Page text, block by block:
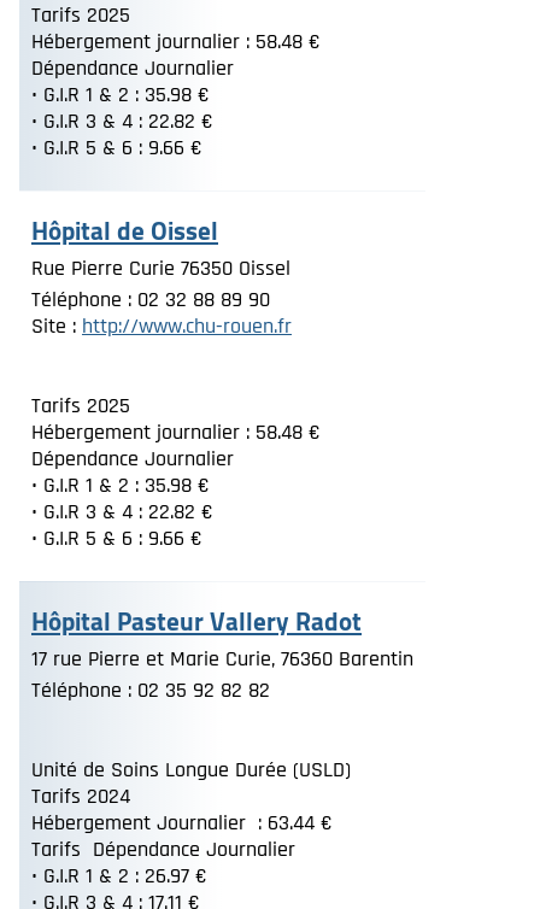
Tarifs 2025
Hébergement journalier : 58.48 €
Dépendance Journalier
• G.I.R 1 & 2 : 35.98 €
• G.I.R 3 & 4 : 22.82 €
• G.I.R 5 & 6 : 9.66 €
Hôpital de Oissel
Rue Pierre Curie 76350 Oissel
Téléphone : 02 32 88 89 90
Site : http://www.chu-rouen.fr
Tarifs 2025
Hébergement journalier : 58.48 €
Dépendance Journalier
• G.I.R 1 & 2 : 35.98 €
• G.I.R 3 & 4 : 22.82 €
• G.I.R 5 & 6 : 9.66 €
Hôpital Pasteur Vallery Radot
17 rue Pierre et Marie Curie, 76360 Barentin
Téléphone : 02 35 92 82 82
Unité de Soins Longue Durée (USLD)
Tarifs 2024
Hébergement Journalier : 63.44 €
Tarifs Dépendance Journalier
• G.I.R 1 & 2 : 26.97 €
• G.I.R 3 & 4 : 17.11 €